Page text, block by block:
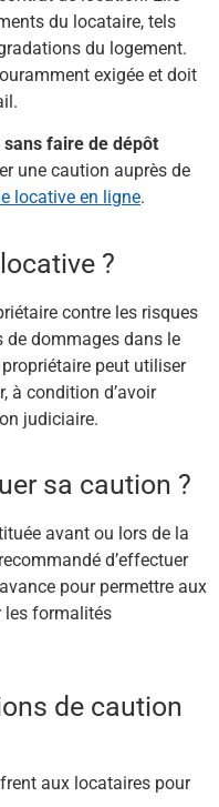
du locataire, tels
du logement.
exigée et doit
faire de dépôt
une caution auprès de
locative en ligne.
?
contre les risques
de dommages dans le
peut utiliser
à condition d’avoir
judiciaire.​
sa caution ?
avant ou lors de la
d’effectuer
pour permettre aux
les formalités
de caution
aux locataires pour